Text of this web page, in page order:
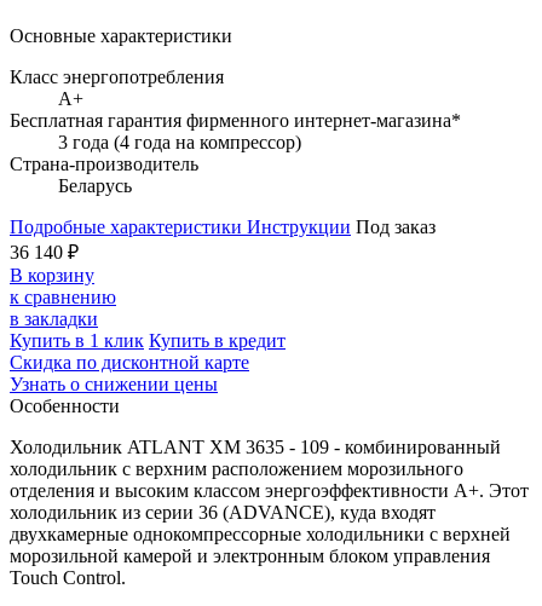
Основные характеристики
Класс энергопотребления
A+
Бесплатная гарантия фирменного интернет-магазина*
3 года (4 года на компрессор)
Страна-производитель
Беларусь
Подробные характеристики Инструкции Под заказ
36 140 ₽
В корзину
к сравнению
в закладки
Купить в 1 клик Купить в кредит
Скидка по дисконтной карте
Узнать о снижении цены
Особенности
Холодильник ATLANT ХМ 3635 - 109 - комбинированный
холодильник с верхним расположением морозильного
отделения и высоким классом энергоэффективности А+. Этот
холодильник из серии 36 (ADVANCE), куда входят
двухкамерные однокомпрессорные холодильники с верхней
морозильной камерой и электронным блоком управления
Touch Control.